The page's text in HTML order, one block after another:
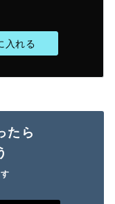
入れる
たら